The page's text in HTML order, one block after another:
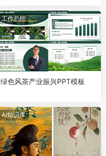
工作总结
绿色风茶产业振兴PPT模板
AI知识库